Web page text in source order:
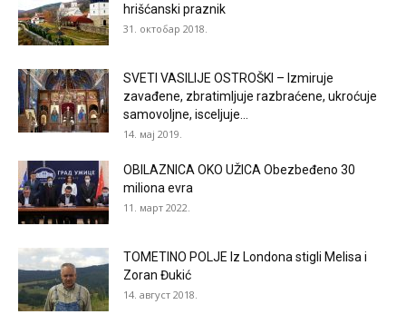
hrišćanski praznik
31. октобар 2018.
SVETI VASILIJE OSTROŠKI – Izmiruje
zavađene, zbratimljuje razbraćene, ukroćuje
samovoljne, isceljuje...
14. мај 2019.
OBILAZNICA OKO UŽICA Obezbeđeno 30
miliona evra
11. март 2022.
TOMETINO POLJE Iz Londona stigli Melisa i
Zoran Đukić
14. август 2018.